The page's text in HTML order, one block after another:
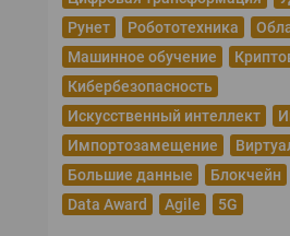
Рунет
Робототехника
Машинное обучение
Кибербезопасность
Искусственный интеллект
Импортозамещение
Большие данные
Блокчейн
Data Award
Agile 5G